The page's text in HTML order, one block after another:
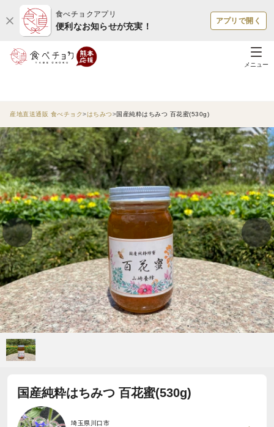
食べチョクアプリ
便利なお知らせが充実！
アプリで開く
メニュー
産地直送通販 食べチョク はちみつ 国産純粋はちみつ 百花蜜(530g)
国産純粋はちみつ 百花蜜(530g)
埼玉県川口市